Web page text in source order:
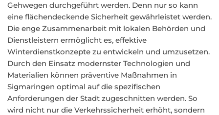
Gehwegen durchgeführt werden. Denn nur so kann
eine flächendeckende Sicherheit gewährleistet werden.
Die enge Zusammenarbeit mit lokalen Behörden und
Dienstleistern ermöglicht es, effektive
Winterdienstkonzepte zu entwickeln und umzusetzen.
Durch den Einsatz modernster Technologien und
Materialien können präventive Maßnahmen in
Sigmaringen optimal auf die spezifischen
Anforderungen der Stadt zugeschnitten werden. So
wird nicht nur die Verkehrssicherheit erhöht, sondern